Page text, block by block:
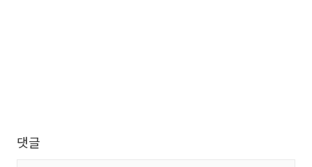
댓글